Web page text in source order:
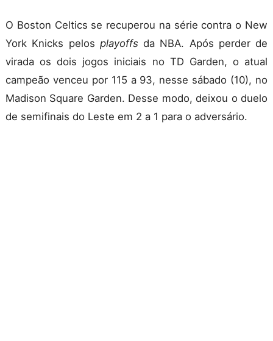
O Boston Celtics se recuperou na série contra o New
York Knicks pelos playoffs da NBA. Após perder de
virada os dois jogos iniciais no TD Garden, o atual
campeão venceu por 115 a 93, nesse sábado (10), no
Madison Square Garden. Desse modo, deixou o duelo
de semifinais do Leste em 2 a 1 para o adversário.